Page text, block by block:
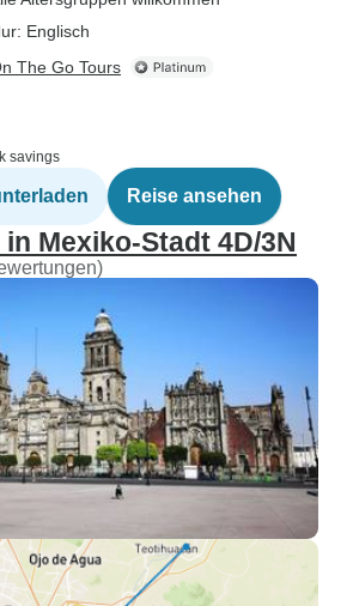
Englisch
The Go Tours
savings
Reise ansehen
Mexiko-Stadt 4D/3N